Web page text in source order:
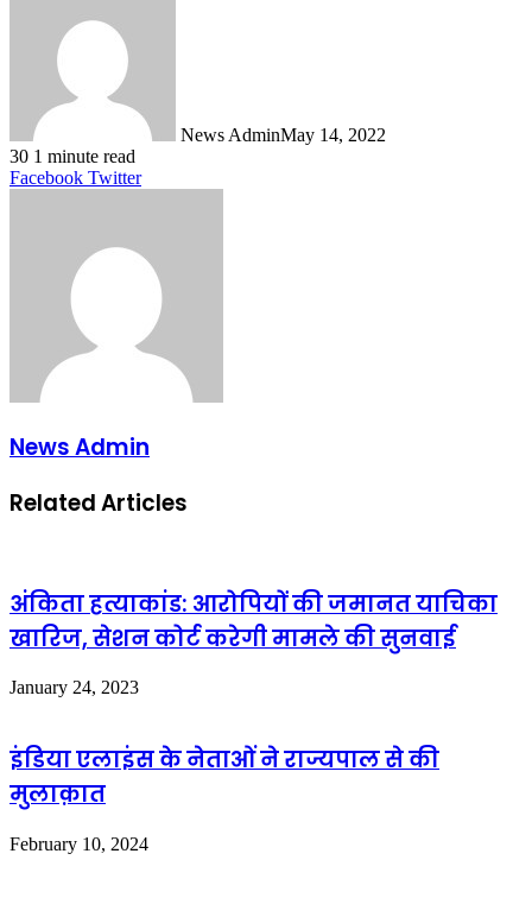
News AdminMay 14, 2022
30 1 minute read
Facebook TwitterLinkedIn
Tumblr
Pinterest
Reddit
VKontakte
Share
Print
News Admin
Related Articles
अंकिता हत्याकांड: आरोपियों की जमानत याचिका
खारिज, सेशन कोर्ट करेगी मामले की सुनवाई
January 24, 2023
इंडिया एलाइंस के नेताओं ने राज्यपाल से की
मुलाक़ात
February 10, 2024